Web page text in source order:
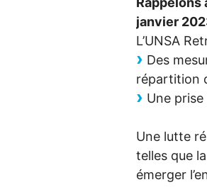
janvier
L’UNSA
Des
répartition
Une
Une lutte
telles que
émerger